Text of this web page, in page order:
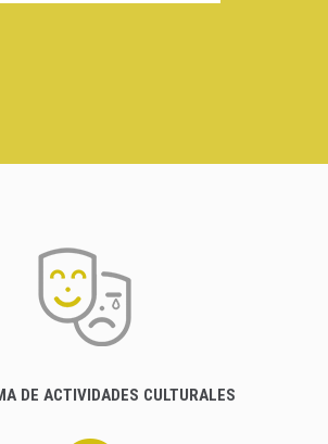
DE ACTIVIDADES CULTURALES